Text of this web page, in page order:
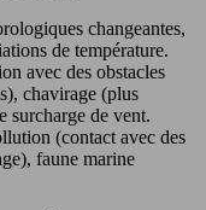
changeantes,
de température.
avec des obstacles
chavirage (plus
surcharge de vent.
(contact avec des
faune marine